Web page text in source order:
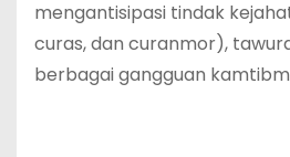
mengantisipasi tindak
curas, dan curanmor),
berbagai gangguan